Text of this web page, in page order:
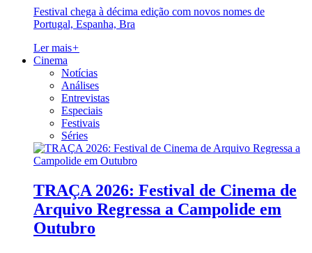
Festival chega à décima edição com novos nomes de
Portugal, Espanha, Bra
Ler mais+
Cinema
Notícias
Análises
Entrevistas
Especiais
Festivais
Séries
TRAÇA 2026: Festival de Cinema de
Arquivo Regressa a Campolide em
Outubro